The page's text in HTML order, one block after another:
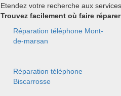
Etendez votre recherche aux
Trouvez facilement où faire
Réparation téléphone Mont-
de-marsan
Réparation téléphone
Biscarrosse